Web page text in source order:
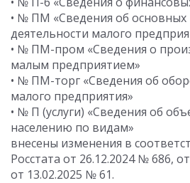
• № ПМ «Сведения об основных
деятельности малого
• № ПМ-пром «Сведения о
малым предприятием»
• № ПМ-торг «Сведения об
малого предприятия»
• № П (услуги) «Сведения об
населению по видам»
внесены изменения в
Росстата от 26.12.2024№ 686,
от 13.02.2025 № 61.